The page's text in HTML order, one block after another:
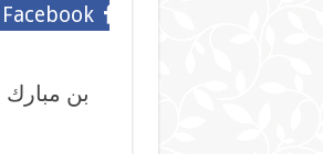
Facebook
بن مبارك